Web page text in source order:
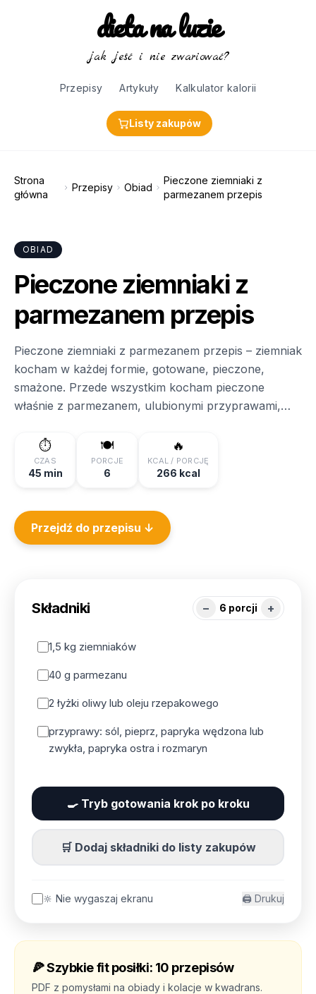
dieta na luzie
jak jeść i nie zwariować?
Przepisy Artykuły Kalkulator kalorii
Listy zakupów
Strona
główna
Przepisy Obiad
Pieczone ziemniaki z
parmezanem przepis
OBIAD
Pieczone ziemniaki z
parmezanem przepis
Pieczone ziemniaki z parmezanem przepis – ziemniak
kocham w każdej formie, gotowane, pieczone,
smażone. Przede wszystkim kocham pieczone
właśnie z parmezanem, ulubionymi przyprawami,
ziemniaki są produktem, który wszyscy uwielbiają i
często jedzą. Bezsprzecznie ziemniaczki to miłość,
możemy z nich zrobić kluski, kopytka, knedle,
krokiety …
⏱️
CZAS
45 min
🍽️
PORCJE
6
🔥
KCAL / PORCJĘ
266 kcal
Przejdź do przepisu ↓
Składniki − 6 porcji +
1,5 kg ziemniaków
40 g parmezanu
2 łyżki oliwy lub oleju rzepakowego
przyprawy: sól, pieprz, papryka wędzona lub
zwykła, papryka ostra i rozmaryn
🍳 Tryb gotowania krok po kroku
🛒 Dodaj składniki do listy zakupów
🔆 Nie wygaszaj ekranu 🖨️ Drukuj
🍕Szybkie fit posiłki: 10 przepisów
PDF z pomysłami na obiady i kolacje w kwadrans.